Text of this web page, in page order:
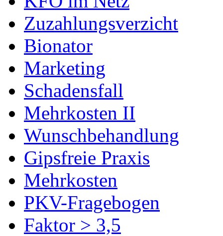
Zuzahlungsverzicht
Bionator
Marketing
Schadensfall
Mehrkosten II
Wunschbehandlung
Gipsfreie Praxis
Mehrkosten
PKV-Fragebogen
Faktor > 3,5